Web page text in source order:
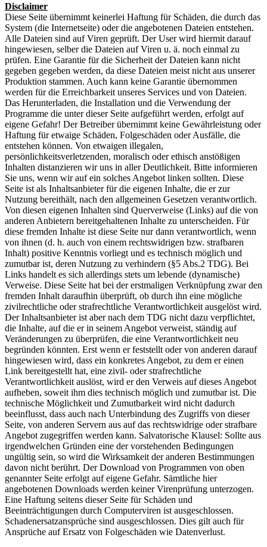
Disclaimer
Diese Seite übernimmt keinerlei Haftung für Schäden, die durch das
System (die Internetseite) oder die angebotenen Dateien entstehen.
Alle Dateien sind auf Viren geprüft. Der User wird hiermit darauf
hingewiesen, selber die Dateien auf Viren u. ä. noch einmal zu
prüfen. Eine Garantie für die Sicherheit der Dateien kann nicht
gegeben gegeben werden, da diese Dateien meist nicht aus unserer
Produktion stammen. Auch kann keine Garantie übernommen
werden für die Erreichbarkeit unseres Services und von Dateien.
Das Herunterladen, die Installation und die Verwendung der
Programme die unter dieser Seite aufgeführt werden, erfolgt auf
eigene Gefahr! Der Betreiber übernimmt keine Gewährleistung oder
Haftung für etwaige Schäden, Folgeschäden oder Ausfälle, die
entstehen können. Von etwaigen illegalen,
persönlichkeitsverletzenden, moralisch oder ethisch anstößigen
Inhalten distanzieren wir uns in aller Deutlichkeit. Bitte informieren
Sie uns, wenn wir auf ein solches Angebot linken sollten. Diese
Seite ist als Inhaltsanbieter für die eigenen Inhalte, die er zur
Nutzung bereithält, nach den allgemeinen Gesetzen verantwortlich.
Von diesen eigenen Inhalten sind Querverweise (Links) auf die von
anderen Anbietern bereitgehaltenen Inhalte zu unterscheiden. Für
diese fremden Inhalte ist diese Seite nur dann verantwortlich, wenn
von ihnen (d. h. auch von einem rechtswidrigen bzw. strafbaren
Inhalt) positive Kenntnis vorliegt und es technisch möglich und
zumutbar ist, deren Nutzung zu verhindern (§5 Abs.2 TDG). Bei
Links handelt es sich allerdings stets um lebende (dynamische)
Verweise. Diese Seite hat bei der erstmaligen Verknüpfung zwar den
fremden Inhalt daraufhin überprüft, ob durch ihn eine mögliche
zivilrechtliche oder strafrechtliche Verantwortlichkeit ausgelöst wird.
Der Inhaltsanbieter ist aber nach dem TDG nicht dazu verpflichtet,
die Inhalte, auf die er in seinem Angebot verweist, ständig auf
Veränderungen zu überprüfen, die eine Verantwortlichkeit neu
begründen könnten. Erst wenn er feststellt oder von anderen darauf
hingewiesen wird, dass ein konkretes Angebot, zu dem er einen
Link bereitgestellt hat, eine zivil- oder strafrechtliche
Verantwortlichkeit auslöst, wird er den Verweis auf dieses Angebot
aufheben, soweit ihm dies technisch möglich und zumutbar ist. Die
technische Möglichkeit und Zumutbarkeit wird nicht dadurch
beeinflusst, dass auch nach Unterbindung des Zugriffs von dieser
Seite, von anderen Servern aus auf das rechtswidrige oder strafbare
Angebot zugegriffen werden kann. Salvatorische Klausel: Sollte aus
irgendwelchen Gründen eine der vorstehenden Bedingungen
ungültig sein, so wird die Wirksamkeit der anderen Bestimmungen
davon nicht berührt. Der Download von Programmen von oben
genannter Seite erfolgt auf eigene Gefahr. Sämtliche hier
angebotenen Downloads werden keiner Virenprüfung unterzogen.
Eine Haftung seitens dieser Seite für Schäden und
Beeinträchtigungen durch Computerviren ist ausgeschlossen.
Schadenersatzansprüche sind ausgeschlossen. Dies gilt auch für
Ansprüche auf Ersatz von Folgeschäden wie Datenverlust.